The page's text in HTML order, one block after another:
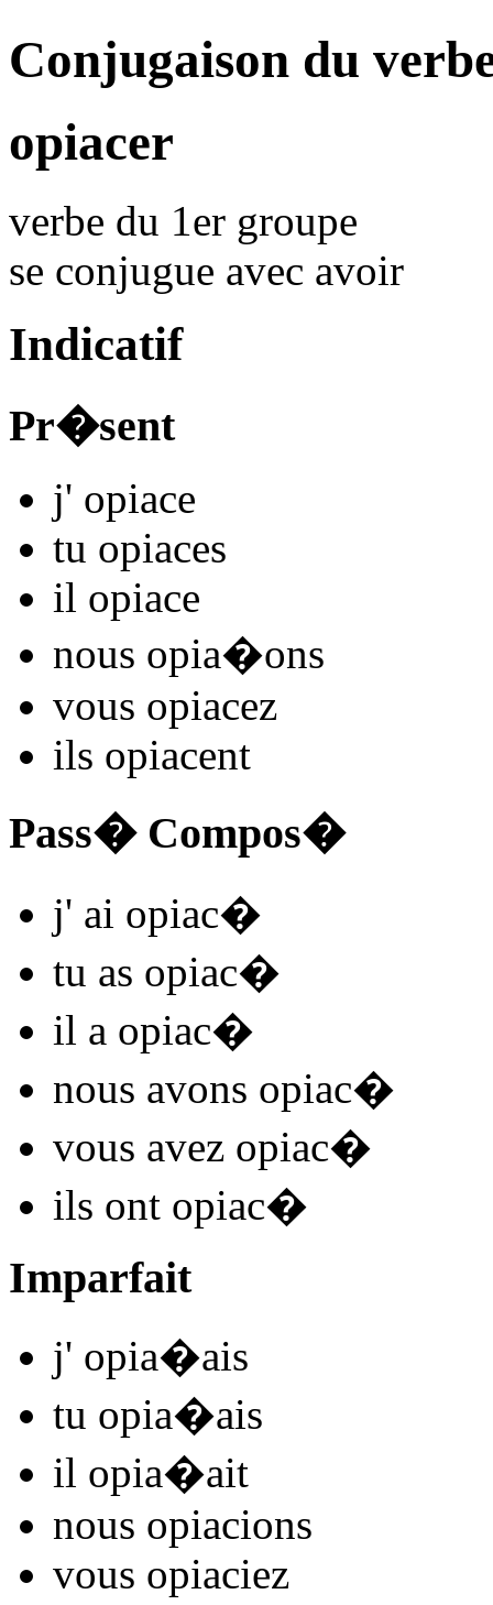
Conjugaison du
opiacer
verbe du 1er groupe
se conjugue avec avoir
Indicatif
Pr�sent
j' opiace
tu opiaces
il opiace
nous opia�ons
vous opiacez
ils opiacent
Pass� Compos�
j' ai opiac�
tu as opiac�
il a opiac�
nous avons opiac�
vous avez opiac�
ils ont opiac�
Imparfait
j' opia�ais
tu opia�ais
il opia�ait
nous opiacions
vous opiaciez